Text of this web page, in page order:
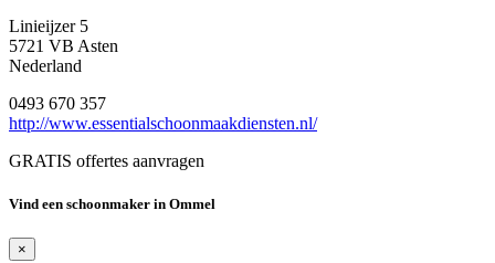
Linieijzer 5
5721 VB Asten
Nederland
0493 670 357
http://www.essentialschoonmaakdiensten.nl/
GRATIS offertes aanvragen
Vind een schoonmaker in Ommel
×